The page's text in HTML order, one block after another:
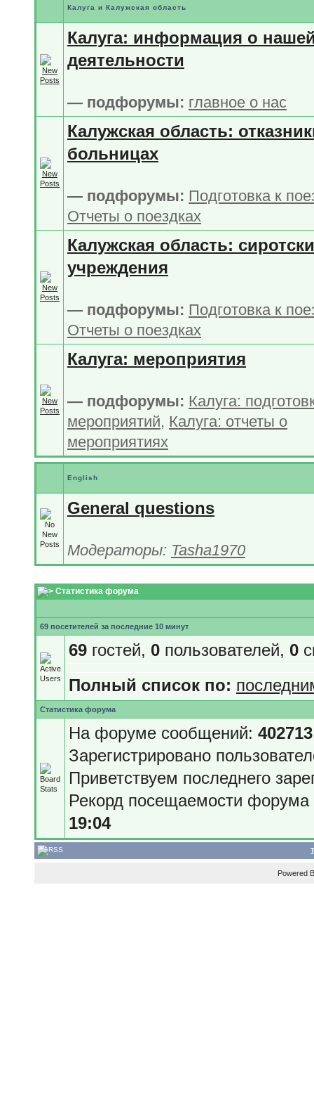
Калуга и Калужская область
Калуга: информация о
деятельности
— подфорумы: главное о нас
Калужская область:
больницах
— подфорумы: Подготовка к
Отчеты о поездках
Калужская область:
учреждения
— подфорумы: Подготовка к
Отчеты о поездках
Калуга: мероприятия
— подфорумы: Калуга:
мероприятий, Калуга: отчеты о
мероприятиях
English
General questions
Модераторы: Tasha1970
Статистика форума
69 посетителей за последние 10 минут
69 гостей, 0 пользователей, 0
Полный список по:
Статистика форума
На форуме сообщений: 402713
Зарегистрировано
Приветствуем последнего
Рекорд посещаемости
19:04
Powered